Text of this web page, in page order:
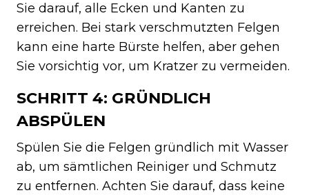
Sie darauf, alle Ecken und Kanten zu
erreichen. Bei stark verschmutzten Felgen
kann eine harte Bürste helfen, aber gehen
Sie vorsichtig vor, um Kratzer zu vermeiden.
SCHRITT 4: GRÜNDLICH
ABSPÜLEN
Spülen Sie die Felgen gründlich mit Wasser
ab, um sämtlichen Reiniger und Schmutz
zu entfernen. Achten Sie darauf, dass keine